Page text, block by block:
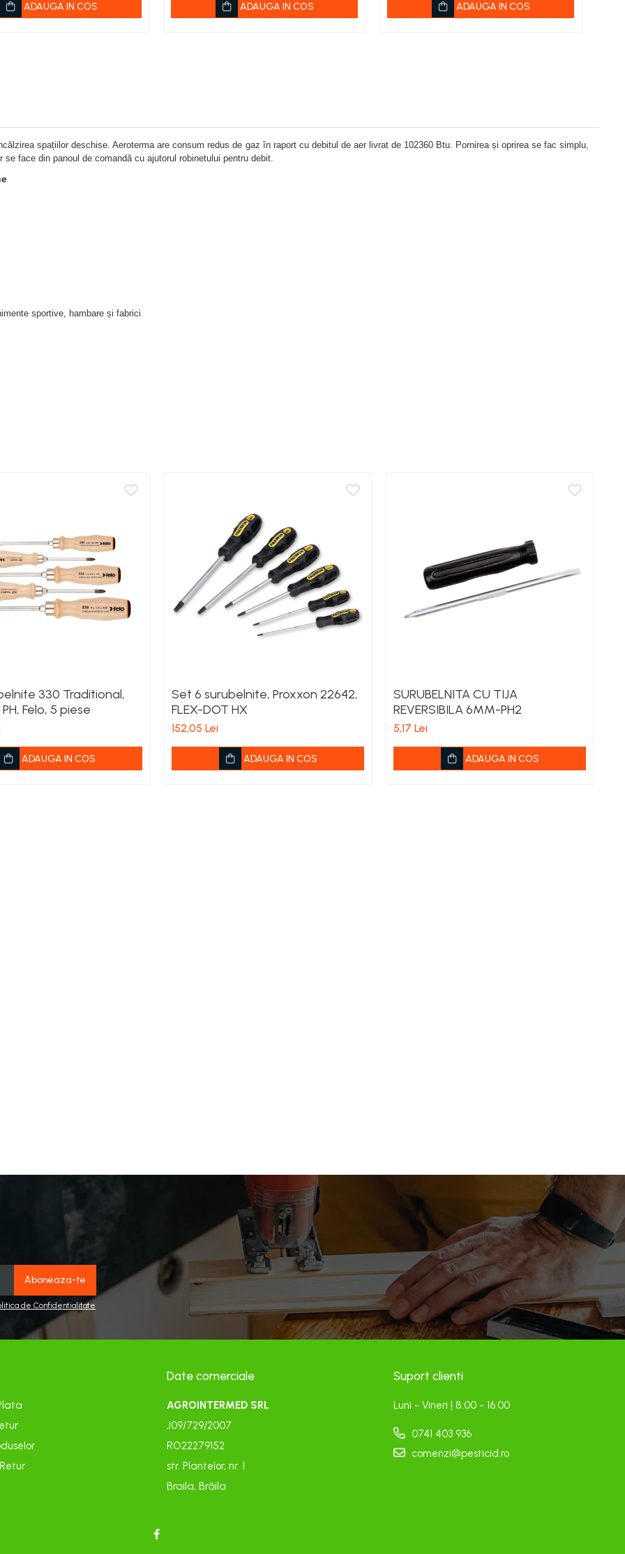
ADAUGA IN COS ADAUGA IN COS ADAUGA IN COS
spațiilor deschise. Aeroterma are consum redus de gaz în raport cu debitul de aer livrat de 102360 Btu. Pornirea și oprirea se fac simplu,
face din panoul de comandă cu ajutorul robinetului pentru debit.
sportive, hambare și fabrici
330 Traditional,
Felo, 5 piese
ADAUGA IN COS
Set 6 surubelnite, Proxxon 22642,
FLEX-DOT HX
152,05 Lei
ADAUGA IN COS
SURUBELNITA CU TIJA
REVERSIBILA 6MM-PH2
5,17 Lei
ADAUGA IN COS
de Confidentialitate
Date comerciale
AGROINTERMED SRL
J09/729/2007
RO22279152
str. Plantelor, nr. 1
Braila, Brăila
Suport clienti
Luni - Vineri | 8:00 - 16:00
0741 403 936
comenzi@pesticid.ro